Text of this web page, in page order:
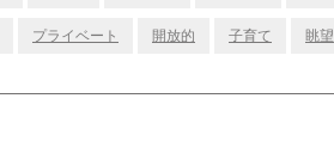
プライベート 開放的 子育て 眺望